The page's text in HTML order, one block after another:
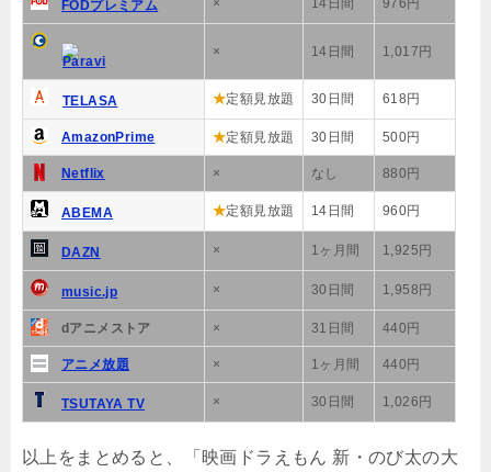
FODプレミアム × 14日間 976円
Paravi
× 14日間 1,017円
TELASA ★定額見放題 30日間 618円
AmazonPrime ★定額見放題 30日間 500円
Netflix × なし 880円
ABEMA ★定額見放題 14日間 960円
DAZN × 1ヶ月間 1,925円
music.jp × 30日間 1,958円
dアニメストア × 31日間 440円
アニメ放題 × 1ヶ月間 440円
TSUTAYA TV × 30日間 1,026円
以上をまとめると、「映画ドラえもん 新・のび太の大